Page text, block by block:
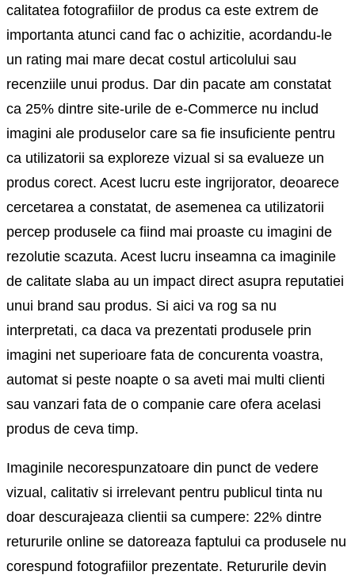
calitatea fotografiilor de produs ca este extrem de
importanta atunci cand fac o achizitie, acordandu-le
un rating mai mare decat costul articolului sau
recenziile unui produs. Dar din pacate am constatat
ca 25% dintre site-urile de e-Commerce nu includ
imagini ale produselor care sa fie insuficiente pentru
ca utilizatorii sa exploreze vizual si sa evalueze un
produs corect. Acest lucru este ingrijorator, deoarece
cercetarea a constatat, de asemenea ca utilizatorii
percep produsele ca fiind mai proaste cu imagini de
rezolutie scazuta. Acest lucru inseamna ca imaginile
de calitate slaba au un impact direct asupra reputatiei
unui brand sau produs. Si aici va rog sa nu
interpretati, ca daca va prezentati produsele prin
imagini net superioare fata de concurenta voastra,
automat si peste noapte o sa aveti mai multi clienti
sau vanzari fata de o companie care ofera acelasi
produs de ceva timp.
Imaginile necorespunzatoare din punct de vedere
vizual, calitativ si irrelevant pentru publicul tinta nu
doar descurajeaza clientii sa cumpere: 22% dintre
retururile online se datoreaza faptului ca produsele nu
corespund fotografiilor prezentate. Retururile devin